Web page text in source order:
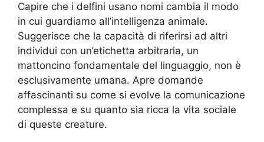
Capire che i delfini usano nomi cambia il modo
in cui guardiamo all’intelligenza animale.
Suggerisce che la capacità di riferirsi ad altri
individui con un’etichetta arbitraria, un
mattoncino fondamentale del linguaggio, non è
esclusivamente umana. Apre domande
affascinanti su come si evolve la comunicazione
complessa e su quanto sia ricca la vita sociale
di queste creature.